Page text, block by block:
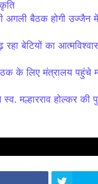
अगली बैठक होगी उज्जैन
बेटियों का
के लिए मंत्रालय पहुंचे
मल्हारराव होल्कर की